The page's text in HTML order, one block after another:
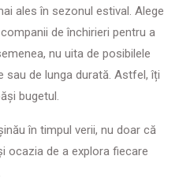
ales în sezonul estival. Alege
de închirieri pentru a
nu uita de posibilele
sau de lunga durată. Astfel, îți
bugetul.
în timpul verii, nu doar că
ocazia de a explora fiecare